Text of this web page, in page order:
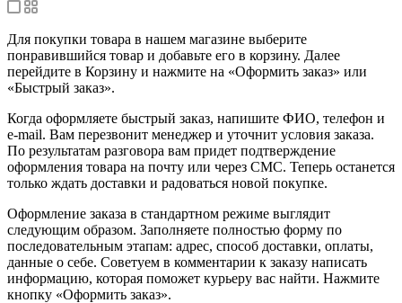
Для покупки товара в нашем магазине выберите
понравившийся товар и добавьте его в корзину. Далее
перейдите в Корзину и нажмите на «Оформить заказ» или
«Быстрый заказ».
Когда оформляете быстрый заказ, напишите ФИО, телефон и
e-mail. Вам перезвонит менеджер и уточнит условия заказа.
По результатам разговора вам придет подтверждение
оформления товара на почту или через СМС. Теперь останется
только ждать доставки и радоваться новой покупке.
Оформление заказа в стандартном режиме выглядит
следующим образом. Заполняете полностью форму по
последовательным этапам: адрес, способ доставки, оплаты,
данные о себе. Советуем в комментарии к заказу написать
информацию, которая поможет курьеру вас найти. Нажмите
кнопку «Оформить заказ».